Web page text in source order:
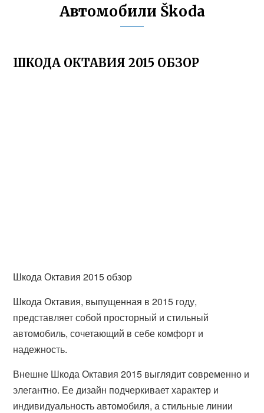
Автомобили Škoda
ШКОДА ОКТАВИЯ 2015 ОБЗОР
Шкода Октавия 2015 обзор
Шкода Октавия, выпущенная в 2015 году,
представляет собой просторный и стильный
автомобиль, сочетающий в себе комфорт и
надежность.
Внешне Шкода Октавия 2015 выглядит современно и
элегантно. Ее дизайн подчеркивает характер и
индивидуальность автомобиля, а стильные линии